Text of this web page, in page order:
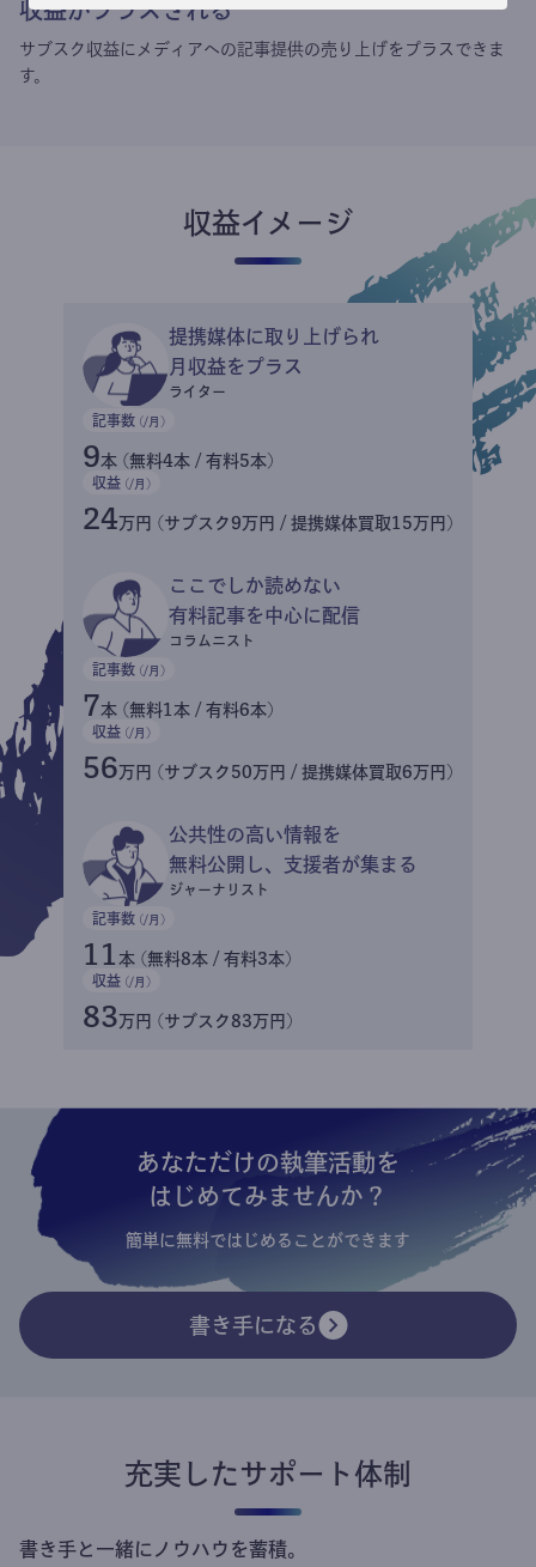
収益がプラスされる
サブスク収益にメディアへの記事提供の売り上げをプラスできま
す。
収益イメージ
提携媒体に取り上げられ
月収益をプラス
ライター
記事数 (/月)
9本 (無料4本 / 有料5本)
収益 (/月)
24万円 (サブスク9万円 / 提携媒体買取15万円)
ここでしか読めない
有料記事を中心に配信
コラムニスト
記事数 (/月)
7本 (無料1本 / 有料6本)
収益 (/月)
56万円 (サブスク50万円 / 提携媒体買取6万円)
公共性の高い情報を
無料公開し、支援者が集まる
ジャーナリスト
記事数 (/月)
11 本 (無料8本 / 有料3本)
収益 (/月)
83万円 (サブスク83万円)
あなただけの執筆活動を
はじめてみませんか？
簡単に無料ではじめることができます
書き手になる
充実したサポート体制
書き手と一緒にノウハウを蓄積。